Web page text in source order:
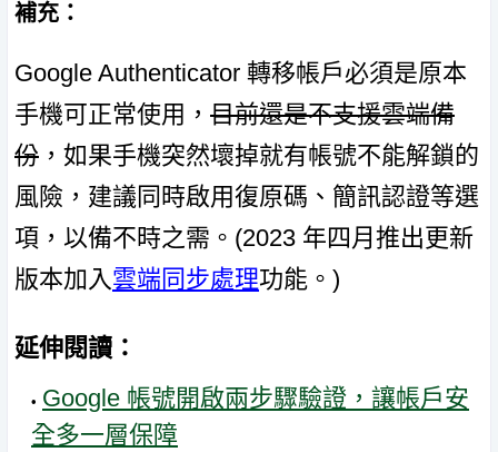
補充：
Google Authenticator 轉移帳戶必須是原本
手機可正常使用， 目前還是不支援雲端備
份 ，如果手機突然壞掉就有帳號不能解鎖的
風險，建議同時啟用復原碼、簡訊認證等選
項，以備不時之需。(2023 年四月推出更新
版本加入雲端同步處理功能。)
延伸閱讀：
Google 帳號開啟兩步驟驗證，讓帳戶安
全多一層保障